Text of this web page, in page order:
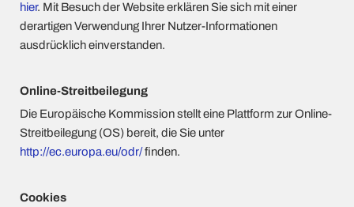
hier. Mit Besuch der Website erklären Sie sich mit einer
derartigen Verwendung Ihrer Nutzer-Informationen
ausdrücklich einverstanden.
Online-Streitbeilegung
Die Europäische Kommission stellt eine Plattform zur Online-
Streitbeilegung (OS) bereit, die Sie unter
http://ec.europa.eu/odr/finden.
Cookies